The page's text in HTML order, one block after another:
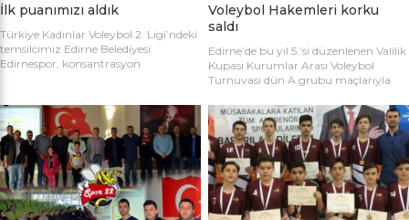
İlk puanımızı aldık
Türkiye Kadınlar Voleybol 2. Ligi’ndeki
temsilcimiz Edirne Belediyesi
Edirnespor, konsantrasyon
Kadınlar Voleybol 2. Ligi’ne devam
edilirken Edirnespor Kadın Voleybol
Takımı Mimar Sinan Spor Salonu’nda
kendi seyircisi önünde ilk maçına çıktı.
İlk maçında deplasmanda Bursa
Nilüfer Belediyesi’ne 3-0 mağlup
olmuştu. İkinci maçında konuk ettiği
Biga […]
Voleybol Hakemleri korku
saldı
Edirne’de bu yıl 5.’si düzenlenen Valilik
Kupası Kurumlar Arası Voleybol
Turnuvası dün A grubu maçlarıyla
ile Ecacılar Odası karşı karşıya geldi.
Maçı üçyüzden fazla voleybol sever
izledi. Takımlar sahaya şu kadrolarla
çıktılar: Voleybol Hakemleri: Oğulcan
Kuru, Öyküm Akıncı, Ecem Göçmen,
Özge Göktaş, Rabia Acun, Gökay
Karatop, Semih Sormaz, Coşkun
Özsoy […]